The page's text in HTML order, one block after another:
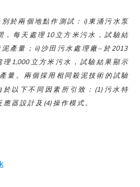
別 於 兩 個 地 點 作 測 試 ： i) 東 涌 污 水 泵
， 每 天 處 理 10 立 方 米 污 水 ， 試 驗 結
產 量 ； ii) 沙 田 污 水 處 理 廠 – 於 2013
理 1,000 立 方 米 污 水 ， 試 驗 結 果 顯 示
量 。 兩 個 採 用 相 同 殺 泥 技 術 的 試 驗
於 以 下 不 同 因 素 所 引 致 ： (1) 污 水 特
器 設 計 及 (4) 操 作 模 式 。